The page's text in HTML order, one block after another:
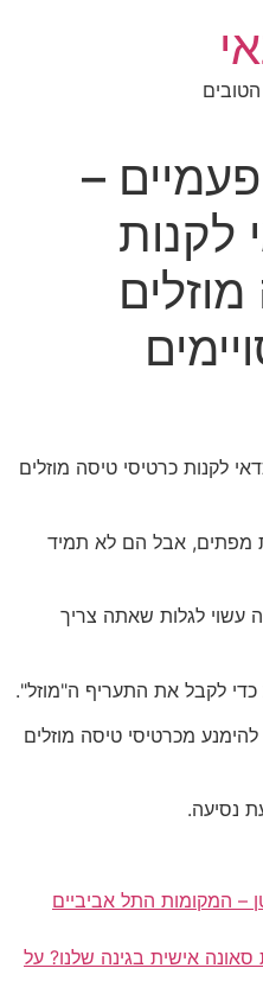
–
לקנות
לקנות כרטיסי טיסה מוזלים
מפתים, אבל הם לא תמיד
עשוי לגלות שאתה צריך
לקבל את התעריף ה"מוזל".
מכרטיסי טיסה מוזלים
נסיעה.
– המקומות התל אביביים
אישית בגינה שלנו? על